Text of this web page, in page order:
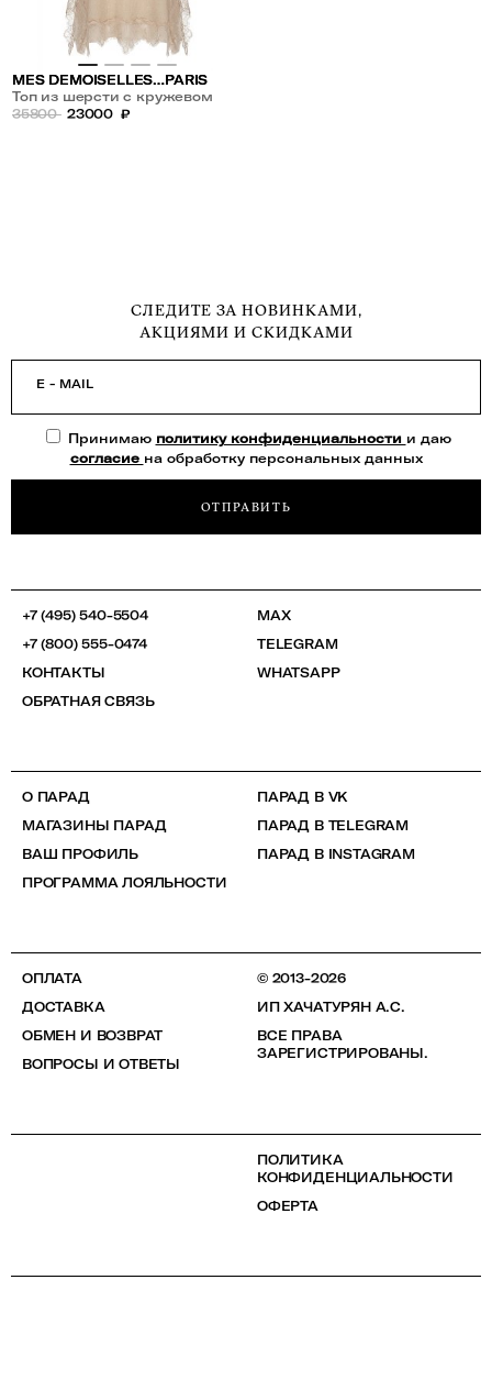
MES DEMOISELLES…PARIS
Топ из шерсти с кружевом
35800 23000 ₽
СЛЕДИТЕ ЗА НОВИНКАМИ,
АКЦИЯМИ И СКИДКАМИ
E - MAIL
Принимаю политику конфиденциальности и даю
согласие на обработку персональных данных
ОТПРАВИТЬ
+7 (495) 540-5504
+7 (800) 555-0474
КОНТАКТЫ
ОБРАТНАЯ СВЯЗЬ
MAX
TELEGRAM
WHATSAPP
О ПАРАД
МАГАЗИНЫ ПАРАД
ВАШ ПРОФИЛЬ
ПРОГРАММА ЛОЯЛЬНОСТИ
ПАРАД В VK
ПАРАД В TELEGRAM
ПАРАД В INSTAGRAM
ОПЛАТА
ДОСТАВКА
ОБМЕН И ВОЗВРАТ
ВОПРОСЫ И ОТВЕТЫ
© 2013-2026
ИП ХАЧАТУРЯН А.С.
ВСЕ ПРАВА
ЗАРЕГИСТРИРОВАНЫ.
ПОЛИТИКА
КОНФИДЕНЦИАЛЬНОСТИ
ОФЕРТА